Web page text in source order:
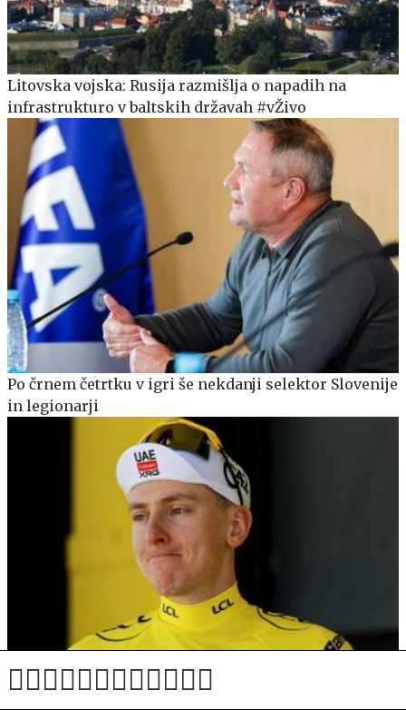
Litovska vojska: Rusija razmišlja o napadih na
infrastrukturo v baltskih državah #vŽivo
Po črnem četrtku v igri še nekdanji selektor Slovenije
in legionarji